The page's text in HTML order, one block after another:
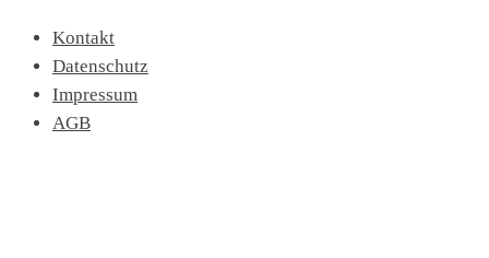
Kontakt
Datenschutz
Impressum
AGB